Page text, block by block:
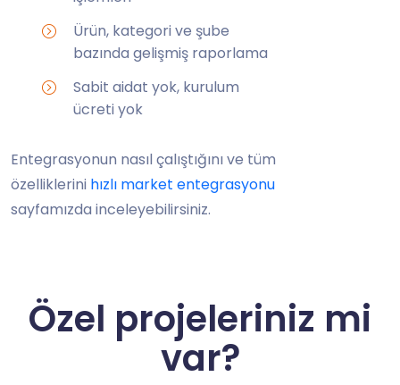
Ürün, kategori ve şube
bazında gelişmiş raporlama
Sabit aidat yok, kurulum
ücreti yok
Entegrasyonun nasıl çalıştığını ve tüm
özelliklerini hızlı market entegrasyonu
sayfamızda inceleyebilirsiniz.
Özel projeleriniz mi
var?